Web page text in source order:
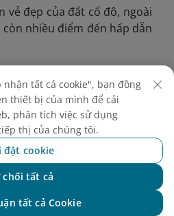
vẻ đẹp của đất cố đô, ngoài
còn nhiều điểm đến hấp dẫn
Tiền
gọi là Tràng Tiền) là một
biểu tượng gắn liền với lịch
Huế. Với thiết kế vòm
mềm mại và sắc bạc ánh
hoàng hôn, cây cầu bắc
từ lâu đã trở thành điểm
qua.
nhận tất cả cookie", bạn đồng
thiết bị của mình để cải
phân tích việc sử dụng
thị của chúng tôi.
đặt cookie
chối tất cả
tất cả Cookie